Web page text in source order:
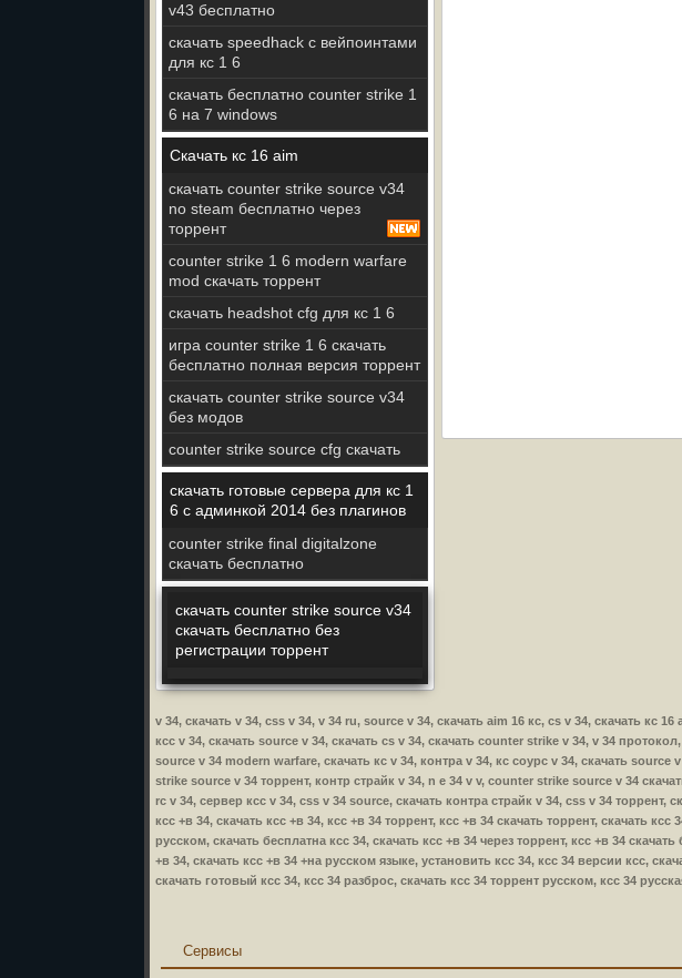
v43 бесплатно
скачать speedhack с вейпоинтами
для кс 1 6
скачать бесплатно counter strike 1
6 на 7 windows
Скачать кс 16 aim
скачать counter strike source v34
no steam бесплатно через
торрент
counter strike 1 6 modern warfare
mod скачать торрент
скачать headshot cfg для кс 1 6
игра counter strike 1 6 скачать
бесплатно полная версия торрент
скачать counter strike source v34
без модов
counter strike source cfg скачать
скачать готовые сервера для кс 1
6 с админкой 2014 без плагинов
counter strike final digitalzone
скачать бесплатно
скачать counter strike source v34
скачать бесплатно без
регистрации торрент
v 34, скачать v 34, css v 34, v 34 ru, source v 34, скачать aim 16 кс, cs v 34, скачать кс
ксс v 34, скачать source v 34, скачать cs v 34, скачать counter strike v 34, v 34
source v 34 modern warfare, скачать кс v 34, контра v 34, кс соурс v 34, скачать
strike source v 34 торрент, контр страйк v 34, n e 34 v v, counter strike source v 34
rc v 34, сервер ксс v 34, css v 34 source, скачать контра страйк v 34, css v 34
ксс +в 34, скачать ксс +в 34, ксс +в 34 торрент, ксс +в 34 скачать торрент, скачать
русском, скачать бесплатна ксс 34, скачать ксс +в 34 через торрент, ксс +в 34
+в 34, скачать ксс +в 34 +на русском языке, установить ксс 34, ксс 34 версии ксс,
скачать готовый ксс 34, ксс 34 разброс, скачать ксс 34 торрент русском, ксс 34
Сервисы